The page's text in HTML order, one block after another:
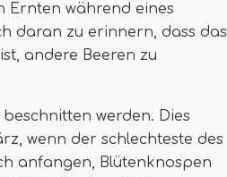
Ernten während eines
daran zu erinnern, dass das
andere Beeren zu
werden. Dies
wenn der schlechteste des
anfangen, Blütenknospen